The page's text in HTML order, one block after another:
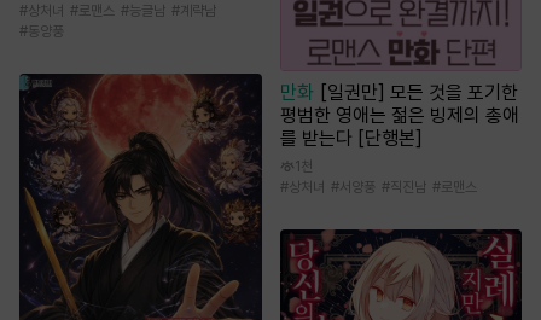
#상처녀 #로맨스 #능글남 # 계략남
#동양풍
만화 [일권만] 모든 것을 포기한
평범한 영애는 젊은 빙제의 총애
를 받는다 [단행본]
1천
#상처녀 #서양풍 #직진남 #로맨스